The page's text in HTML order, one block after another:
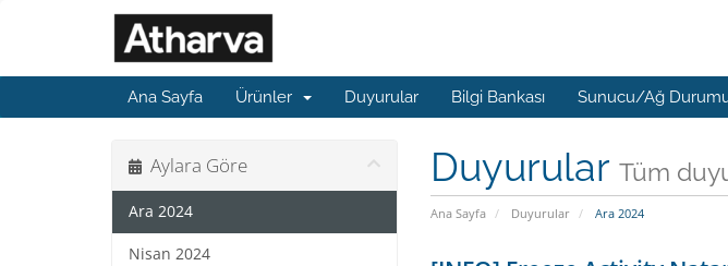
Ana Sayfa Ürünler Duyurular Bilgi Bankası Sunucu/Ağ
Duyurular Tüm
Ana Sayfa Duyurular Ara 2024
Aylara Göre
Ara 2024
Nisan 2024